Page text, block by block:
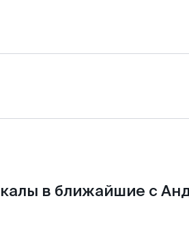
в ближайшие с